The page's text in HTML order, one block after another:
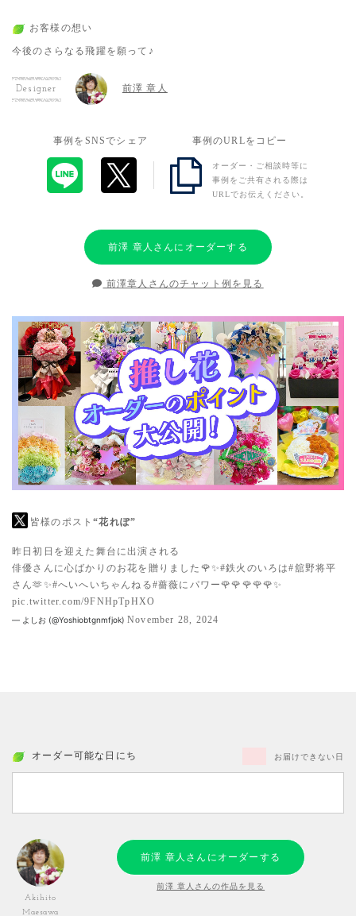
お客様の想い
今後のさらなる飛躍を願って♪
Designer 前澤 章人
事例をSNSでシェア 事例のURLをコピー
オーダー・ご相談時等に
事例をご共有される際は
URLでお伝えください。
前澤 章人さんにオーダーする
前澤章人さんのチャット例を見る
皆様のポスト“花れぽ”
昨日初日を迎えた舞台に出演される
俳優さんに心ばかりのお花を贈りました🌹✨#鉄火のいろは#舘野将平
さん🫶✨#へいへいちゃんねる#薔薇にパワー🌹🌹🌹🌹🌹✨
pic.twitter.com/9FNHpTpHXO
— よしお (@Yoshiobtgnmfjok) November 28, 2024
オーダー可能な日にち お届けできない日
Akihito
Maesawa
前澤 章人さんにオーダーする
前澤 章人さんの作品を見る